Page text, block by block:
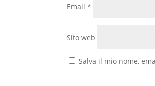
Email*
Sito web
Salva il mio nome,